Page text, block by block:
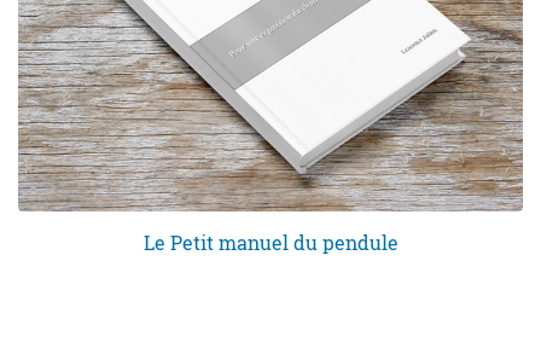
Le Petit manuel du pendule